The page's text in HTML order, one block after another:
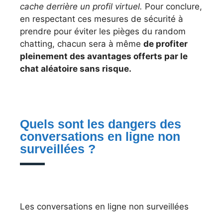
cache derrière un profil virtuel. Pour conclure,
en respectant ces mesures de sécurité à
prendre pour éviter les pièges du random
chatting, chacun sera à même de profiter
pleinement des avantages offerts par le
chat aléatoire sans risque.
Quels sont les dangers des
conversations en ligne non
surveillées ?
Les conversations en ligne non surveillées